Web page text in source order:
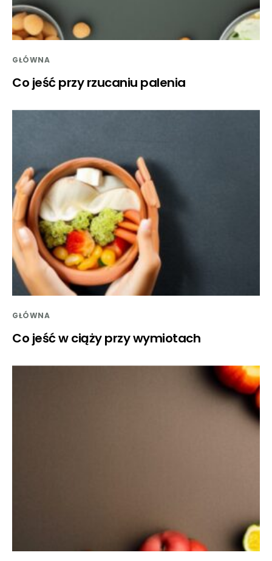
GŁÓWNA
Co jeść przy rzucaniu palenia
GŁÓWNA
Co jeść w ciąży przy wymiotach